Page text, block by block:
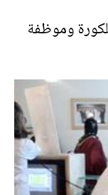
وموظفة